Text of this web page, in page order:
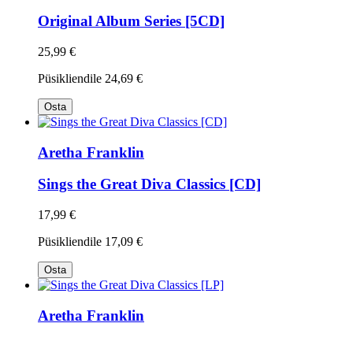
Original Album Series [5CD]
25,99 €
Püsikliendile 24,69 €
Osta
Aretha Franklin
Sings the Great Diva Classics [CD]
17,99 €
Püsikliendile 17,09 €
Osta
Aretha Franklin